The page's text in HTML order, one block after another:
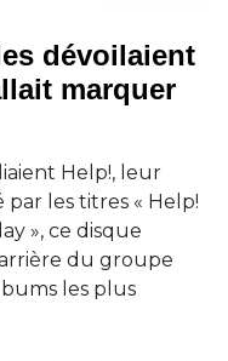
dévoilaient
marquer
Help!, leur
les titres « Help!
», ce disque
du groupe
les plus